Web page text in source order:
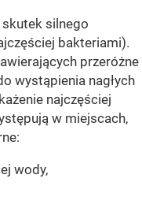
silnego
bakteriami).
przeróżne
wystąpienia nagłych
najczęściej
w miejscach,
wody,